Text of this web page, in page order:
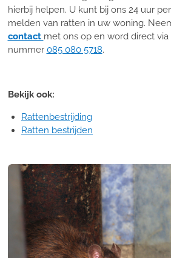
hierbij helpen. U kunt bij ons 24 uur
melden van ratten in uw woning.
contact met ons op en word direct
nummer 085 080 5718.
Bekijk ook:
Rattenbestrijding
Ratten bestrijden